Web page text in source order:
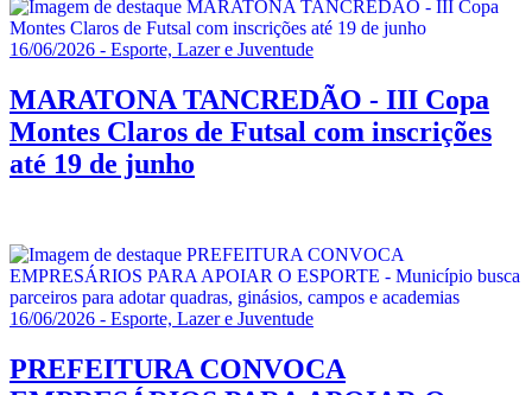
16/06/2026 - Esporte, Lazer e Juventude
MARATONA TANCREDÃO - III Copa
Montes Claros de Futsal com inscrições
até 19 de junho
16/06/2026 - Esporte, Lazer e Juventude
PREFEITURA CONVOCA